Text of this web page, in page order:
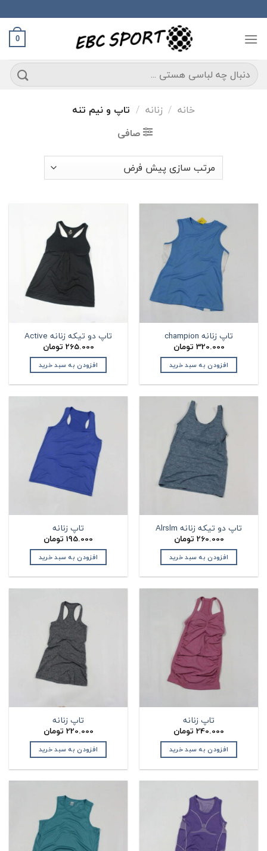
to
content
0
جستجو
برای:
خانه / زنانه / تاپ و نیم تنه
صافی
تاپ زنانه champion
320.000 تومان
افزودن به سبد خرید
تاپ دو تیکه زنانه Active
265.000 تومان
افزودن به سبد خرید
تاپ دو تیکه زنانه Alrslm
260.000 تومان
افزودن به سبد خرید
تاپ زنانه
195.000 تومان
افزودن به سبد خرید
تاپ زنانه
240.000 تومان
افزودن به سبد خرید
تاپ زنانه
220.000 تومان
افزودن به سبد خرید